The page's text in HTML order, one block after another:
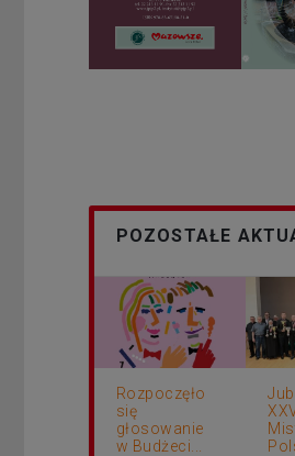
POZOSTAŁE
Rozpoczęło
się
głosowanie
w Budżeci...